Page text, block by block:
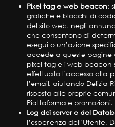
Pixel tag e web beacon:
grafiche e blocchi di
del sito web, negli
che consentono di
eseguito un’azione
accede a queste pagine
pixel tag e i web beacon
effettuato l’accesso alla
l’email, aiutando Delizia
risposta alle proprie
Piattaforma e promozioni.
Log dei server e del
l’esperienza dell’Utente,